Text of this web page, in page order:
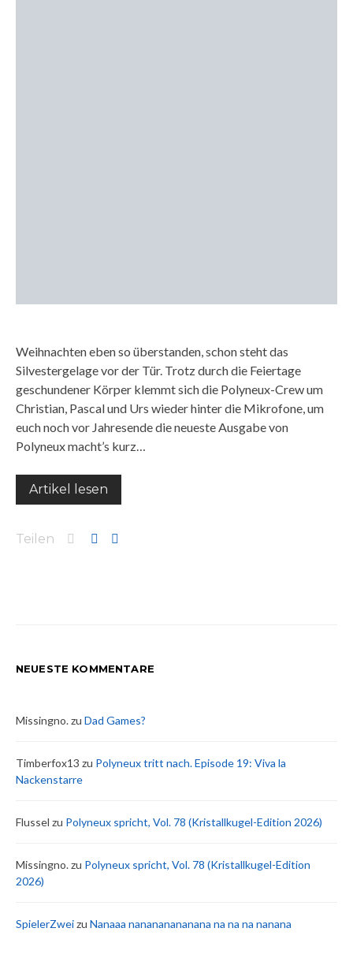
Weihnachten eben so überstanden, schon steht das
Silvestergelage vor der Tür. Trotz durch die Feiertage
geschundener Körper klemmt sich die Polyneux-Crew um
Christian, Pascal und Urs wieder hinter die Mikrofone, um
euch noch vor Jahresende die neueste Ausgabe von
Polyneux macht’s kurz…
Artikel lesen
Teilen
NEUESTE KOMMENTARE
Missingno.zu Dad Games?
Timberfox13 zu Polyneux tritt nach. Episode 19: Viva la
Nackenstarre
Flussel zu Polyneux spricht, Vol. 78 (Kristallkugel-Edition 2026)
Missingno.zu Polyneux spricht, Vol. 78 (Kristallkugel-Edition
2026)
SpielerZweizu Nanaaa nanananananana na na na nanana